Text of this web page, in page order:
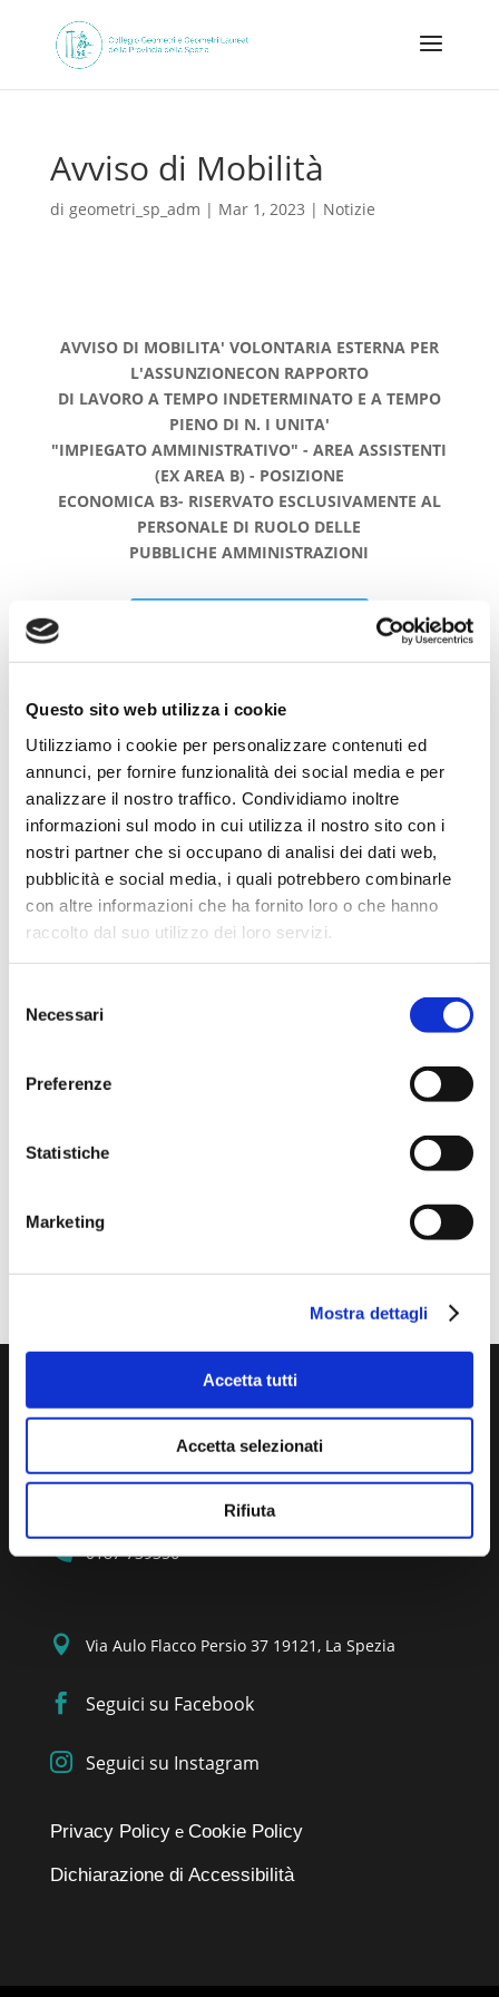
Questo sito web utilizza i cookie
Utilizziamo i cookie per personalizzare contenuti ed
annunci, per fornire funzionalità dei social media e per
analizzare il nostro traffico. Condividiamo inoltre
informazioni sul modo in cui utilizza il nostro sito con i
nostri partner che si occupano di analisi dei dati web,
pubblicità e social media, i quali potrebbero combinarle
con altre informazioni che ha fornito loro o che hanno
raccolto dal suo utilizzo dei loro servizi.
delNecessari
Preferenze
Statistiche
Marketing
Mostra dettagli
Accetta tutti
Accetta selezionati
Rifiuta
Avviso di Mobilità
di geometri_sp_adm | Mar 1, 2023 | Notizie
AVVISO DI MOBILITA' VOLONTARIA ESTERNA PER
L'ASSUNZIONECON RAPPORTO
DI LAVORO A TEMPO INDETERMINATO E A TEMPO
PIENO DI N. I UNITA'
"IMPIEGATO AMMINISTRATIVO" - AREA ASSISTENTI
(EX AREA B) - POSIZIONE
ECONOMICA B3- RISERVATO ESCLUSIVAMENTE AL
PERSONALE DI RUOLO DELLE
PUBBLICHE AMMINISTRAZIONI
Articoli recenti
Dal banco al territorio: gli studenti del Pacinotti
diventano “tecnici” sul campo
Lo stato legittimo dell’immobile dopo il decreto “salva
casa”_ 10 luglio dalle 14.30 alle 18.30
APE_30 giugno dalle 14.30 alle 18.30
2026
 segreteria@collegio.geometri.sp.it
collegio.laspezia@geopec.it
 0187 739356
 Via Aulo Flacco Persio 37 19121, La Spezia
 Seguici su Facebook
 Seguici su Instagram
Privacy Policye Cookie Policy
Dichiarazione di Accessibilità